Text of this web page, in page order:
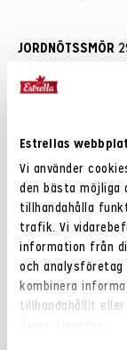
Estrellas
Vi använder
den bästa möjliga
tillhandahålla
trafik. Vi
information från
och analysföretag
kombinera
tillhandahållit
JORDNÖTSSMÖR
KORNmjöl
Näringsvärde
Energi 1945kJ /
Fett 25g
– varav mättat
Kolhydrater 46g
-varav
Fibrer 5,5g
Protein 12g
Salt 2,3g